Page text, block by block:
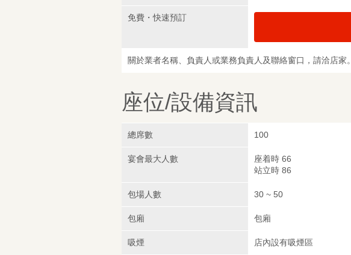
免費・快速預訂
關於業者名稱、負責人或業務負責人及聯絡窗口，請洽店家。
座位/設備資訊
總席數 100
宴會最大人數
座着時 66
站立時 86
包場人數 30 ~ 50
包廂 包廂
吸煙 店內設有吸煙區